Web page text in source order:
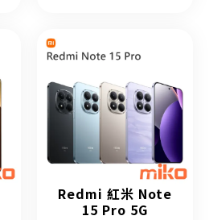
Redmi 紅米 Note
15 Pro 5G